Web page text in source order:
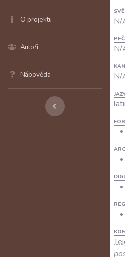
O projektu
Autoři
Nápověda
N/
N/
N/